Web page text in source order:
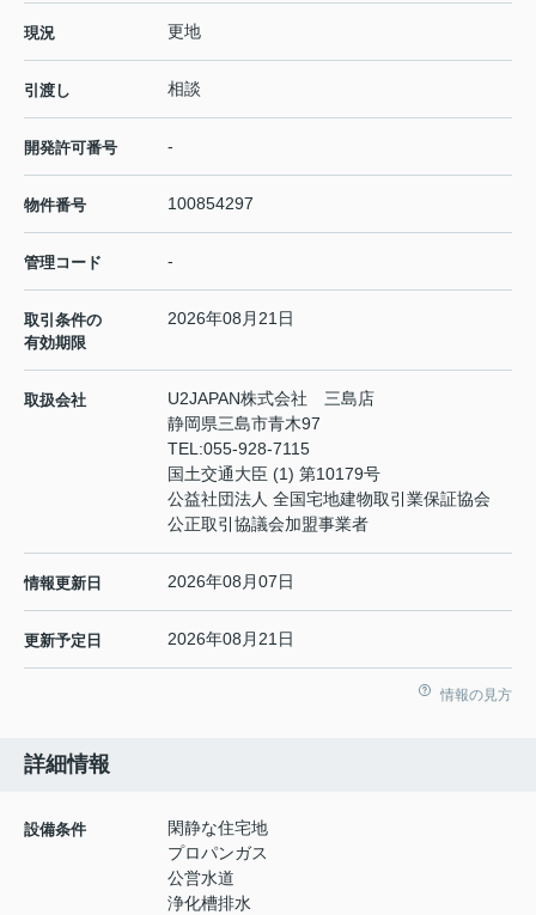
現況 更地
引渡し 相談
開発許可番号 -
物件番号 100854297
管理コード -
取引条件の
有効期限
2026年08月21日
取扱会社
U2JAPAN株式会社 三島店
静岡県三島市青木97
TEL:055-928-7115
国土交通大臣 (1) 第10179号
公益社団法人 全国宅地建物取引業保証協会
公正取引協議会加盟事業者
情報更新日 2026年08月07日
更新予定日 2026年08月21日
情報の見方
詳細情報
設備条件
閑静な住宅地
プロパンガス
公営水道
浄化槽排水